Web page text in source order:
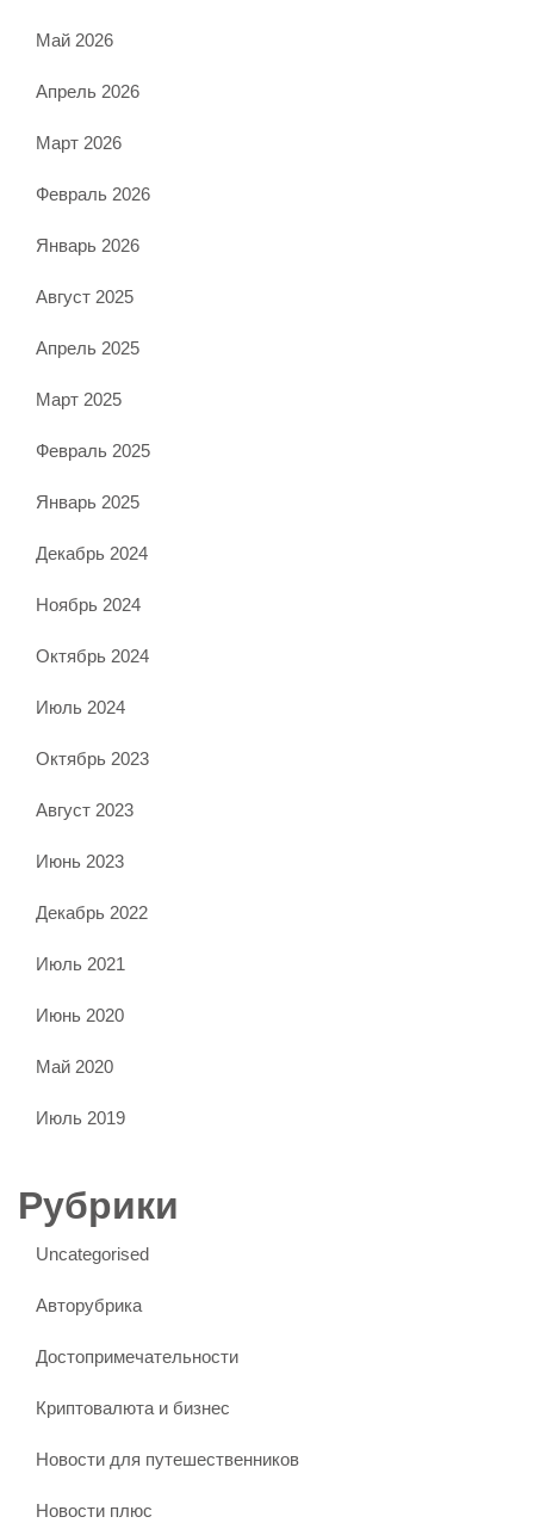
Май 2026
Апрель 2026
Март 2026
Февраль 2026
Январь 2026
Август 2025
Апрель 2025
Март 2025
Февраль 2025
Январь 2025
Декабрь 2024
Ноябрь 2024
Октябрь 2024
Июль 2024
Октябрь 2023
Август 2023
Июнь 2023
Декабрь 2022
Июль 2021
Июнь 2020
Май 2020
Июль 2019
Рубрики
Uncategorised
Авторубрика
Достопримечательности
Криптовалюта и бизнес
Новости для путешественников
Новости плюс